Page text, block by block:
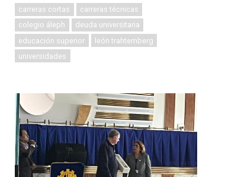
carreras cortas
carreras técnicas
colegio áleph
deuda universitaria
educación superior
león trahtemberg
universidades